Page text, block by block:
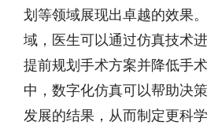
划等领域展现出卓越的效果
域，医生可以通过仿真技术
提前规划手术方案并降低手
中，数字化仿真可以帮助决
发展的结果，从而制定更科学